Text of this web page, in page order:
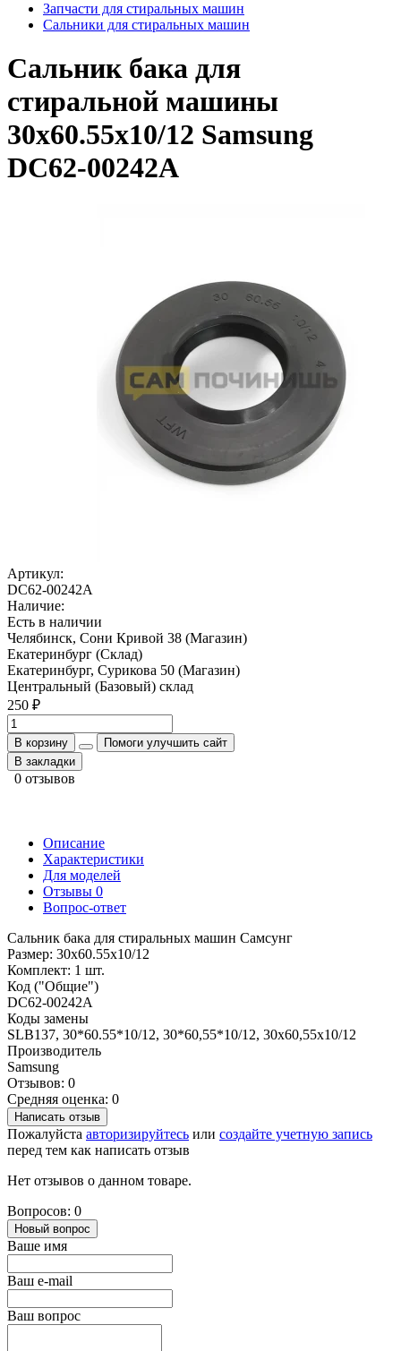
Запчасти для стиральных машин
Сальники для стиральных машин
Сальник бака для
стиральной машины
30x60.55x10/12 Samsung
DC62-00242A
Артикул:
DC62-00242A
Наличие:
Есть в наличии
Челябинск, Сони Кривой 38 (Магазин)
Екатеринбург (Склад)
Екатеринбург, Сурикова 50 (Магазин)
Центральный (Базовый) склад
250 ₽
В корзину
Помоги улучшить сайт
В закладки
0 отзывов
Описание
Характеристики
Для моделей
Отзывы 0
Вопрос-ответ
Сальник бака для стиральных машин Самсунг
Размер: 30x60.55x10/12
Комплект: 1 шт.
Код ("Общие")
DC62-00242A
Коды замены
SLB137, 30*60.55*10/12, 30*60,55*10/12, 30x60,55x10/12
Производитель
Samsung
Отзывов: 0
Средняя оценка: 0
Написать отзыв
Пожалуйста авторизируйтесь или создайте учетную запись
перед тем как написать отзыв
Нет отзывов о данном товаре.
Вопросов: 0
Новый вопрос
Ваше имя
Ваш e-mail
Ваш вопрос